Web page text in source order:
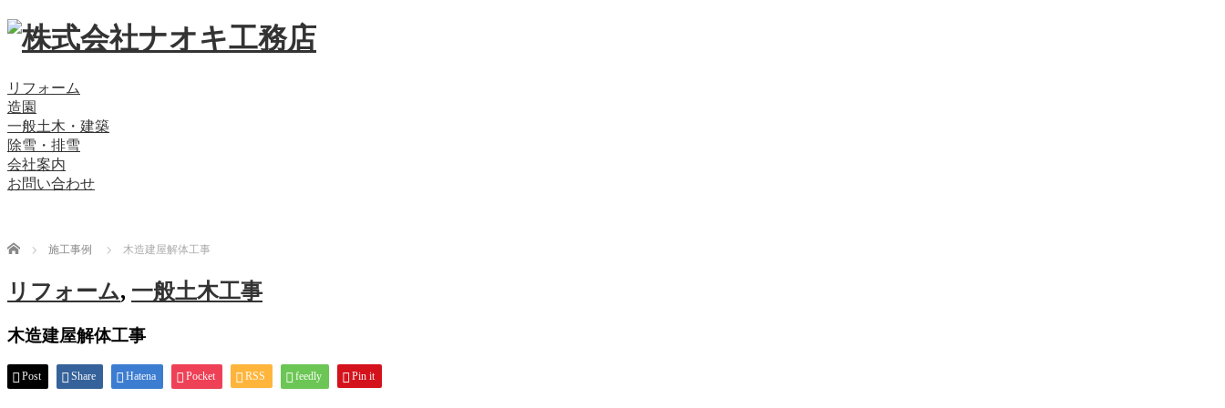
リフォーム
造園
一般土木・建築
除雪・排雪
会社案内
お問い合わせ
Home 施工事例 木造建屋解体工事
リフォーム, 一般土木工事
木造建屋解体工事
Post Share Hatena Pocket RSS feedly Pin it